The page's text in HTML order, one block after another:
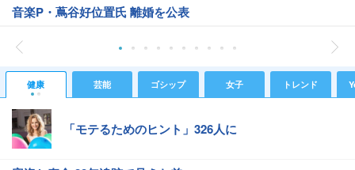
音楽P・蔦谷好位置氏 離婚を公表
健康 芸能 ゴシップ 女子 トレンド
「モテるためのヒント」326人に